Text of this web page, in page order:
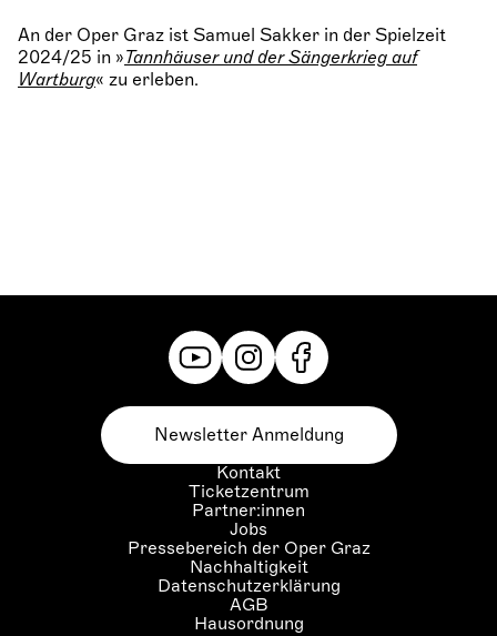
An der Oper Graz ist Samuel Sakker in der Spielzeit
2024/25 in »Tannhäuser und der Sängerkrieg auf
Wartburg« zu erleben.
Kontakt
Ticketzentrum
Partner:innen
Jobs
Pressebereich der Oper Graz
Nachhaltigkeit
Datenschutzerklärung
AGB
Hausordnung
Newsletter Anmeldung